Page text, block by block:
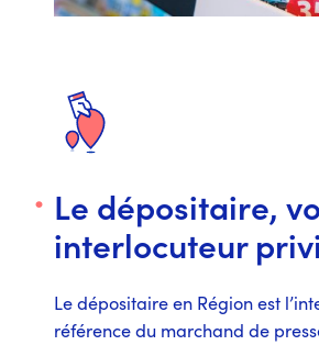
Le dépositaire,
interlocuteur
Le dépositaire en Région est
référence du marchand de